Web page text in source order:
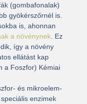
(gombafonalak)
gyökérszőrnél is.
is, ahonnan
a növénynek. Ez
így a növény
ellátást kap
a Foszfor) Kémiai
és mikroelem-
enzimek